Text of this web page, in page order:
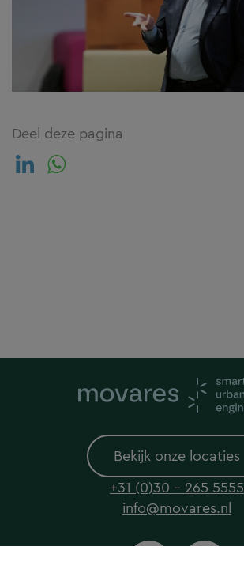
Deel deze pagina
Bekijk onze locaties
+31 (0)30 - 265 5555
info@movares.nl